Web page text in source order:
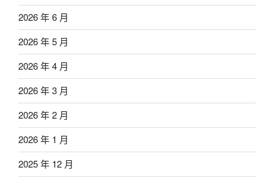
2026 年 6 月
2026 年 5 月
2026 年 4 月
2026 年 3 月
2026 年 2 月
2026 年 1 月
2025 年 12 月